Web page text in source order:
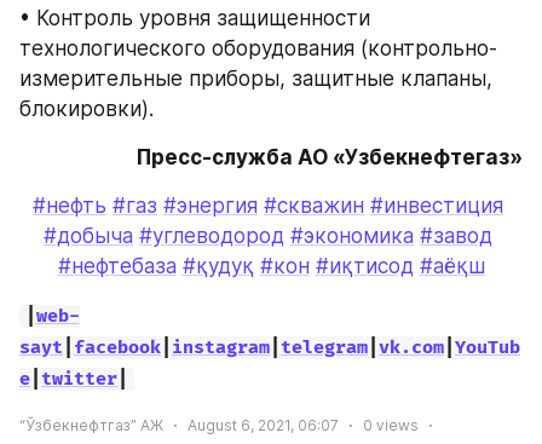
• Контроль уровня защищенности
технологического оборудования (контрольно-
измерительные приборы, защитные клапаны,
блокировки).
Пресс-служба АО «Узбекнефтегаз»
#нефть #газ #энергия #скважин #инвестиция
#добыча #углеводород #экономика #завод
#нефтебаза #қудуқ #кон #иқтисод #аёқш
web-
sayt facebook instagram telegram vk.com YouTub
e twitter
“Ўзбекнефтгаз” АЖ August 6, 2021, 06:07 0 views